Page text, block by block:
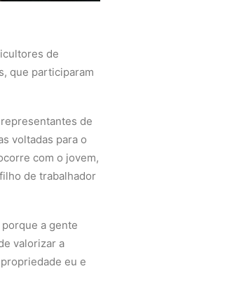
de
que participaram
de
voltadas para o
com o jovem,
de trabalhador
a gente
valorizar a
eu e